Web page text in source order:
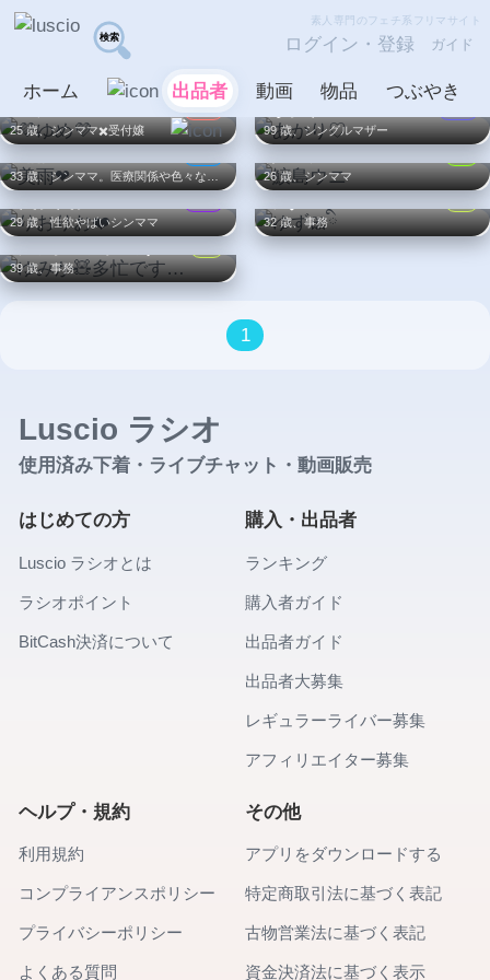
ホーム 出品者 動画 物品 つぶやき
素人専門のフェチ系フリマサイト
ログイン・登録 ガイド
LV32
25 歳、シンママ✖️受付嬢 99 歳、シングルマザー
33 歳、シンママ。医療関係や色々な仕事してます 26 歳、シンママ
29 歳、性欲やばいシンママ 32 歳、事務
39 歳、事務
1
Luscio ラシオ
使用済み下着・ライブチャット・動画販売
はじめての方
Luscio ラシオとは
ラシオポイント
BitCash決済について
購入・出品者
ランキング
購入者ガイド
出品者ガイド
出品者大募集
レギュラーライバー募集
アフィリエイター募集
ヘルプ・規約
利用規約
コンプライアンスポリシー
プライバシーポリシー
よくある質問
その他
アプリをダウンロードする
特定商取引法に基づく表記
古物営業法に基づく表記
資金決済法に基づく表示